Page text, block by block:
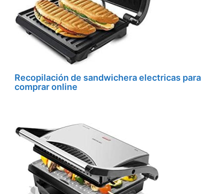
Recopilación de sandwichera electricas para
comprar online